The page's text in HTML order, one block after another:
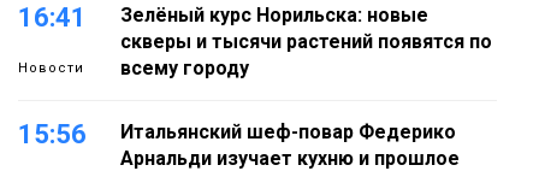
16:41
Новости
Зелёный курс Норильска: новые
скверы и тысячи растений появятся по
всему городу
15:56
Итальянский шеф-повар Федерико
Арнальди изучает кухню и прошлое